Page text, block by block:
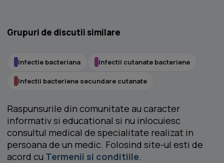
Grupuri de discutii similare
Infectie bacteriana Infectii cutanate bacteriene
Infectii bacteriene secundare cutanate
Raspunsurile din comunitate au caracter
informativ si educational si nu inlocuiesc
consultul medical de specialitate realizat in
persoana de un medic. Folosind site-ul esti de
acord cu Termenii si conditiile.